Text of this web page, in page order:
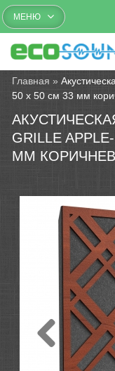
МЕНЮ
Главная »
50 х 50 см 33 мм
GRILLE
ММ